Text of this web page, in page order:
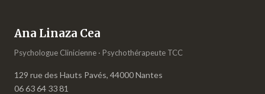
Ana Linaza Cea
Psychologue Clinicienne · Psychothérapeute TCC
129 rue des Hauts Pavés, 44000 Nantes
06 63 64 33 81